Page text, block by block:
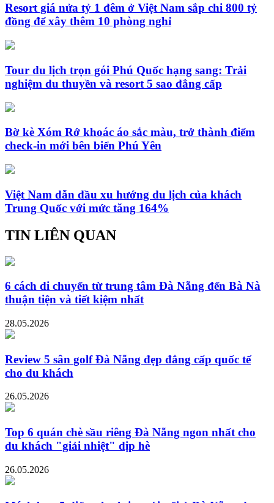
Resort giá nửa tỷ 1 đêm ở Việt Nam sắp chi 800 tỷ
đồng để xây thêm 10 phòng nghỉ
Tour du lịch trọn gói Phú Quốc hạng sang: Trải
nghiệm du thuyền và resort 5 sao đẳng cấp
Bờ kè Xóm Rớ khoác áo sắc màu, trở thành điểm
check-in mới bên biển Phú Yên
Việt Nam dẫn đầu xu hướng du lịch của khách
Trung Quốc với mức tăng 164%
TIN LIÊN QUAN
6 cách di chuyển từ trung tâm Đà Nẵng đến Bà Nà
thuận tiện và tiết kiệm nhất
28.05.2026
Review 5 sân golf Đà Nẵng đẹp đẳng cấp quốc tế
cho du khách
26.05.2026
Top 6 quán chè sầu riêng Đà Nẵng ngon nhất cho
du khách "giải nhiệt" dịp hè
26.05.2026